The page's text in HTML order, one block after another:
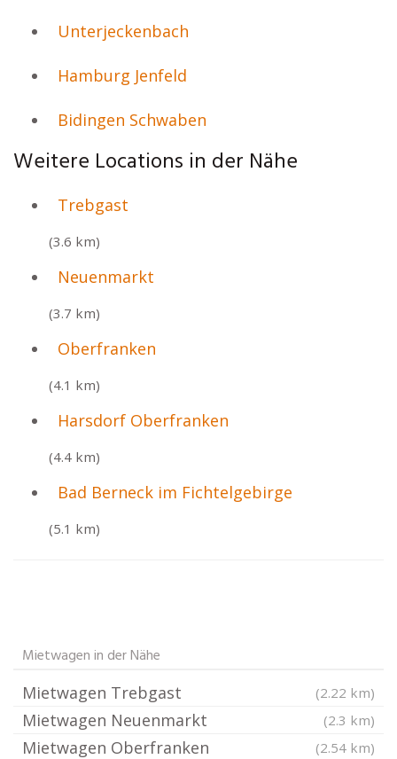
Unterjeckenbach
Hamburg Jenfeld
Bidingen Schwaben
Weitere Locations in der Nähe
Trebgast
(3.6 km)
Neuenmarkt
(3.7 km)
Oberfranken
(4.1 km)
Harsdorf Oberfranken
(4.4 km)
Bad Berneck im Fichtelgebirge
(5.1 km)
Mietwagen in der Nähe
Mietwagen Trebgast (2.22 km)
Mietwagen Neuenmarkt (2.3 km)
Mietwagen Oberfranken (2.54 km)